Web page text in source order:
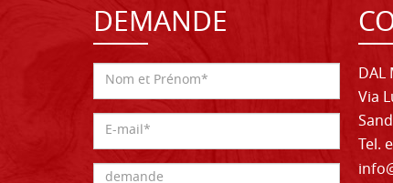
DEMANDE
DAL
Via
Tel.